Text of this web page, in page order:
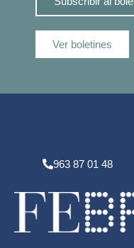
Ver boletines
963 87 01 48